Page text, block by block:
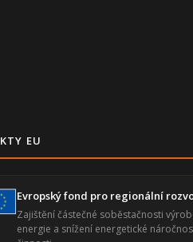
EU
Evropský fond pro regionální
Zajištění částečné soběstačnosti
energie a snížení energetické